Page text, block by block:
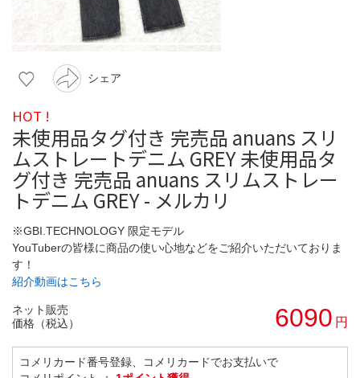
シェア
HOT !
未使用品タグ付き 完売品 anuans スリ
ムストレートデニム GREY 未使用品タ
グ付き 完売品 anuans スリムストレー
トデニム GREY - メルカリ
※GBI.TECHNOLOGY 限定モデル
YouTuberの皆様に商品の使い心地などをご紹介いただいておりま
す！
紹介動画はこちら
ネット販売
価格（税込）
6090 円
コメリカード番号登録、コメリカードでお支払いで